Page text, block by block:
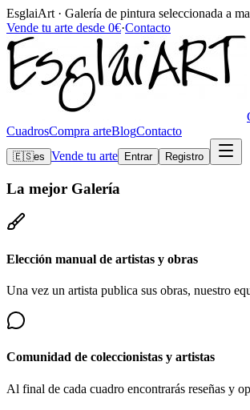
EsglaiArt · Galería de pintura seleccionada a
Vende tu arte desde 0€·Contacto
CuadrosCompra arteBlogContacto
🇪🇸es Vende tu arte Entrar Registro
La mejor Galería
Elección manual de artistas y obras
Una vez un artista publica sus obras, nuestro
Comunidad de coleccionistas y artistas
Al final de cada cuadro encontrarás reseñas y